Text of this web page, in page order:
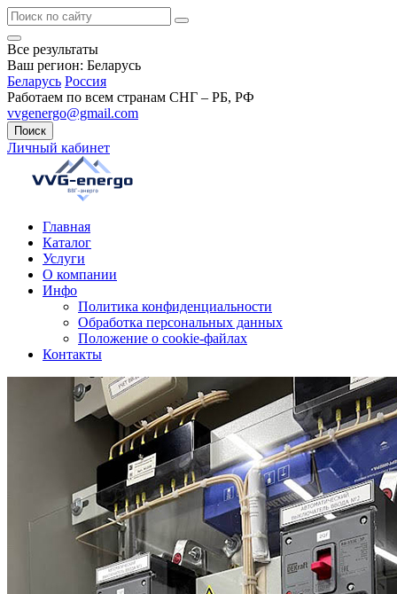
Все результаты
Ваш регион: Беларусь
Беларусь Россия
Работаем по всем странам СНГ – РБ, РФ
vvgenergo@gmail.com
Поиск
Личный кабинет
Главная
Каталог
Услуги
О компании
Инфо
Политика конфиденциальности
Обработка персональных данных
Положение о cookie-файлах
Контакты